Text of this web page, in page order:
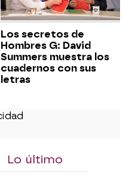
Los secretos de
Hombres G: David
Summers muestra los
cuadernos con sus
letras
Lo último